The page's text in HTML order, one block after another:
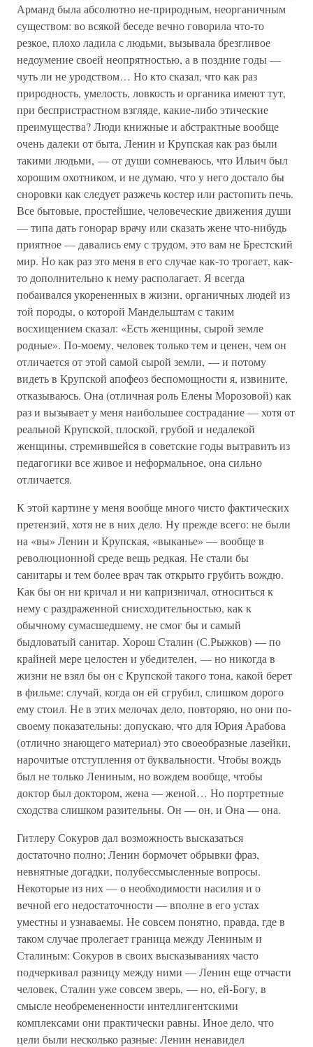
Арманд была абсолютно не-природным, неорганичным
существом: во всякой беседе вечно говорила что-то
резкое, плохо ладила с людьми, вызывала брезгливое
недоумение своей неопрятностью, а в поздние годы —
чуть ли не уродством… Но кто сказал, что как раз
природность, умелость, ловкость и органика имеют тут,
при беспристрастном взгляде, какие-либо этические
преимущества? Люди книжные и абстрактные вообще
очень далеки от быта, Ленин и Крупская как раз были
такими людьми, — от души сомневаюсь, что Ильич был
хорошим охотником, и не думаю, что у него достало бы
сноровки как следует разжечь костер или растопить печь.
Все бытовые, простейшие, человеческие движения души
— типа дать гонорар врачу или сказать жене что-нибудь
приятное — давались ему с трудом, это вам не Брестский
мир. Но как раз это меня в его случае как-то трогает, как-
то дополнительно к нему располагает. Я всегда
побаивался укорененных в жизни, органичных людей из
той породы, о которой Мандельштам с таким
восхищением сказал: «Есть женщины, сырой земле
родные». По-моему, человек только тем и ценен, чем он
отличается от этой самой сырой земли, — и потому
видеть в Крупской апофеоз беспомощности я, извините,
отказываюсь. Она (отличная роль Елены Морозовой) как
раз и вызывает у меня наибольшее сострадание — хотя от
реальной Крупской, плоской, грубой и недалекой
женщины, стремившейся в советские годы вытравить из
педагогики все живое и неформальное, она сильно
отличается.
К этой картине у меня вообще много чисто фактических
претензий, хотя не в них дело. Ну прежде всего: не были
на «вы» Ленин и Крупская, «выканье» — вообще в
революционной среде вещь редкая. Не стали бы
санитары и тем более врач так открыто грубить вождю.
Как бы он ни кричал и ни капризничал, относиться к
нему с раздраженной снисходительностью, как к
обычному сумасшедшему, не смог бы и самый
быдловатый санитар. Хорош Сталин (С.Рыжков) — по
крайней мере целостен и убедителен, — но никогда в
жизни не взял бы он с Крупской такого тона, какой берет
в фильме: случай, когда он ей сгрубил, слишком дорого
ему стоил. Не в этих мелочах дело, повторяю, но они по-
своему показательны: допускаю, что для Юрия Арабова
(отлично знающего материал) это своеобразные лазейки,
нарочитые отступления от буквальности. Чтобы вождь
был не только Лениным, но вождем вообще, чтобы
доктор был доктором, жена — женой… Но портретные
сходства слишком разительны. Он — он, и Она — она.
Гитлеру Сокуров дал возможность высказаться
достаточно полно; Ленин бормочет обрывки фраз,
невнятные догадки, полубессмысленные вопросы.
Некоторые из них — о необходимости насилия и о
вечной его недостаточности — вполне в его устах
уместны и узнаваемы. Не совсем понятно, правда, где в
таком случае пролегает граница между Лениным и
Сталиным: Сокуров в своих высказываниях часто
подчеркивал разницу между ними — Ленин еще отчасти
человек, Сталин уже совсем зверь, — но, ей-Богу, в
смысле необремененности интеллигентскими
комплексами они практически равны. Иное дело, что
цели были несколько разные: Ленин ненавидел